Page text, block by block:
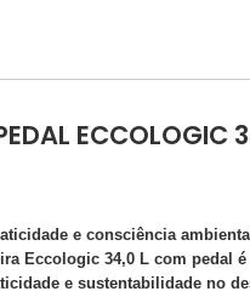
ECCOLOGIC
e consciência
Eccologic 34,0 L com pedal
e sustentabilidade no